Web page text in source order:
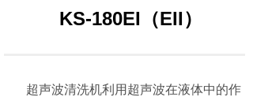
KS-180EI（EII）
超声波清洗机利用超声波在液体中的作